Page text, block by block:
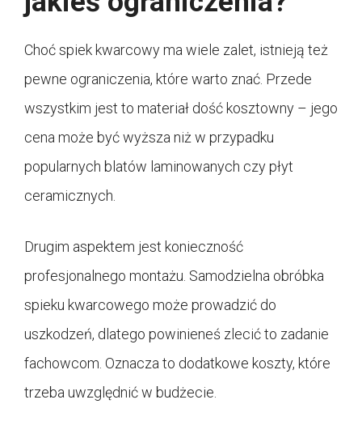
Choć spiek kwarcowy ma wiele zalet, istnieją też
pewne ograniczenia, które warto znać. Przede
wszystkim jest to materiał dość kosztowny – jego
cena może być wyższa niż w przypadku
popularnych blatów laminowanych czy płyt
ceramicznych.
Drugim aspektem jest konieczność
profesjonalnego montażu. Samodzielna obróbka
spieku kwarcowego może prowadzić do
uszkodzeń, dlatego powinieneś zlecić to zadanie
fachowcom. Oznacza to dodatkowe koszty, które
trzeba uwzględnić w budżecie.